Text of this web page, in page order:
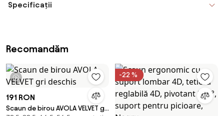
Specificații
Recomandăm
1 videoclip
191 RON
Scaun de birou AVOLA VELVET gri
-22 %